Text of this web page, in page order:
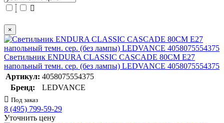
×
Светильник ENDURA CLASSIC CASCADE 80CM E27
напольный темн. сер. (без лампы) LEDVANCE 4058075554375
Артикул: 4058075554375
Бренд:
LEDVANCE
Под заказ
8 (495) 799-59-29
Уточнить цену